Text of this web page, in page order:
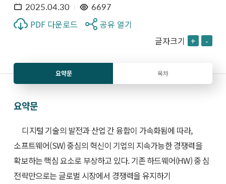
2025.04.30 6697
PDF 다운로드
공유 열기
글자크기 + -
요약문 목차
요약문
디지털 기술의 발전과 산업 간 융합이 가속화됨에 따라,
소프트웨어(SW) 중심의 혁신이 기업의 지속가능한 경쟁력을
확보하는 핵심 요소로 부상하고 있다. 기존 하드웨어(HW) 중 심
전략만으로는 글로벌 시장에서 경쟁력을 유지하기